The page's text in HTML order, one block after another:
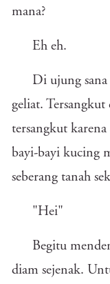
mana?
Eh eh.
Di ujung sana
geliat.
tersangkut
bayi-bayi kucing
seberang tanah
"Hei"
Begitu
diam sejenak.